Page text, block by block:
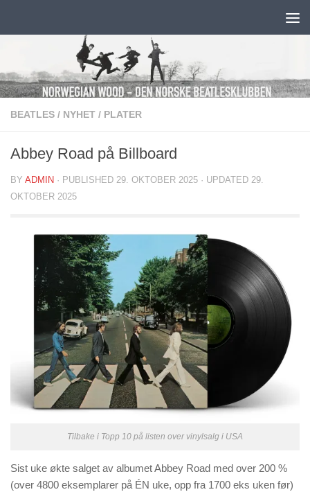
BEATLES / NYHET / PLATER
Abbey Road på Billboard
BY ADMIN · PUBLISHED 29. OKTOBER 2025 · UPDATED 29.
OKTOBER 2025
Tilbake i Topp 10 på listen over vinylsalg i USA
Sist uke økte salget av albumet Abbey Road med over 200 %
(over 4800 eksemplarer på ÉN uke, opp fra 1700 eks uken før)